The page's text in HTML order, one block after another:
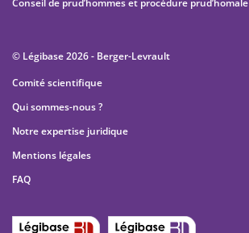
Conseil de prud’hommes et procédure prud’homale
© Légibase 2026 - Berger-Levrault
Comité scientifique
Qui sommes-nous ?
Notre expertise juridique
Mentions légales
FAQ